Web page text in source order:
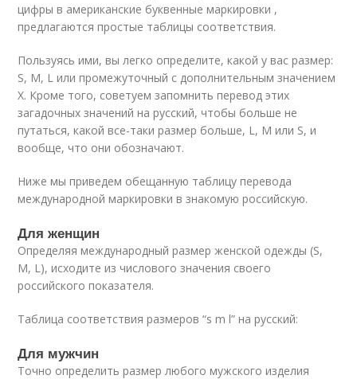
цифры в американские буквенные маркировки ,
предлагаются простые таблицы соответствия.
Пользуясь ими, вы легко определите, какой у вас размер:
S, M, L или промежуточный с дополнительным значением
X. Кроме того, советуем запомнить перевод этих
загадочных значений на русский, чтобы больше не
путаться, какой все-таки размер больше, L, M или S, и
вообще, что они обозначают.
Ниже мы приведем обещанную таблицу перевода
международной маркировки в знакомую российскую.
Для женщин
Определяя международный размер женской одежды (S,
M, L), исходите из числового значения своего
российского показателя.
Таблица соответствия размеров “s m l” на русский:
Для мужчин
Точно определить размер любого мужского изделия